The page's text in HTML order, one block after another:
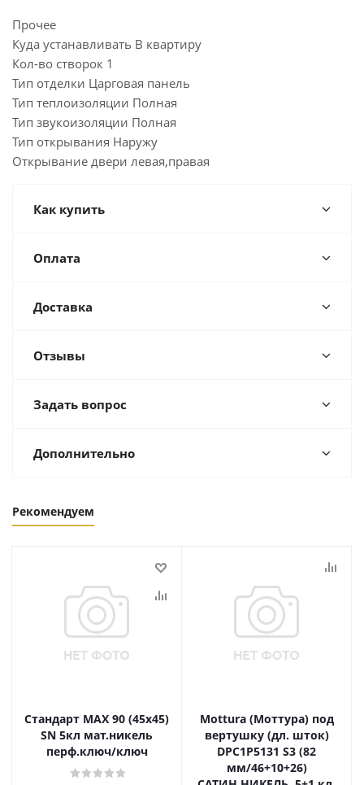
Прочее
Куда устанавливать В квартиру
Кол-во створок 1
Тип отделки Царговая панель
Тип теплоизоляции Полная
Тип звукоизоляции Полная
Тип открывания Наружу
Открывание двери левая,правая
Как купить
Оплата
Доставка
Отзывы
Задать вопрос
Дополнительно
Рекомендуем
Стандарт MAX 90 (45х45)
SN 5кл мат.никель
перф.ключ/ключ
Mottura (Моттура) под
вертушку (дл. шток)
DPC1P5131 S3 (82
мм/46+10+26)